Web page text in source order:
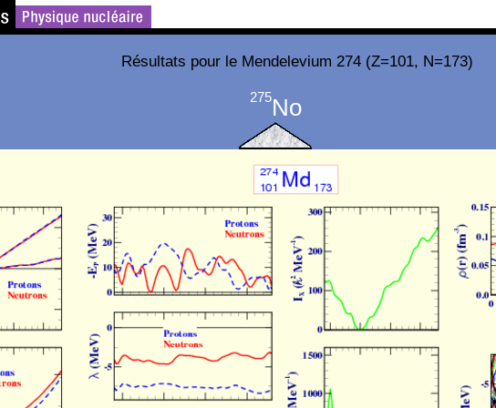
Résultats pour le Mendelevium 274 (Z=101, N=173)
275No